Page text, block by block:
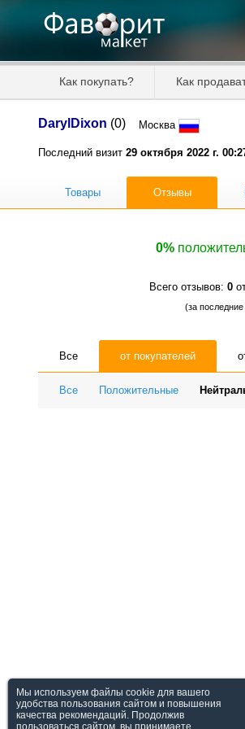
Как покупать? Как
DarylDixon (0) Москва
Последний визит 29 октября 2022 г.
Товары Отзывы
0%
Всего отзывов: 0
(за
Все от покупателей
Все Положительные
Мы используем файлы cookie для вашего
удобства пользования сайтом и повышения
качества рекомендаций. Продолжив